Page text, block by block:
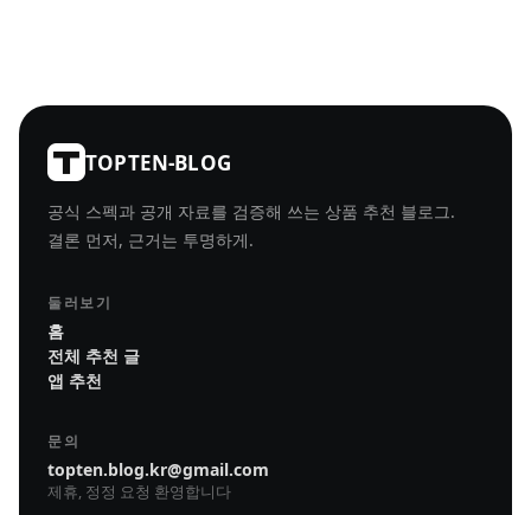
TOPTEN-BLOG
공식 스펙과 공개 자료를 검증해 쓰는 상품 추천 블로그.
결론 먼저, 근거는 투명하게.
둘러보기
홈
전체 추천 글
앱 추천
문의
topten.blog.kr@gmail.com
제휴, 정정 요청 환영합니다